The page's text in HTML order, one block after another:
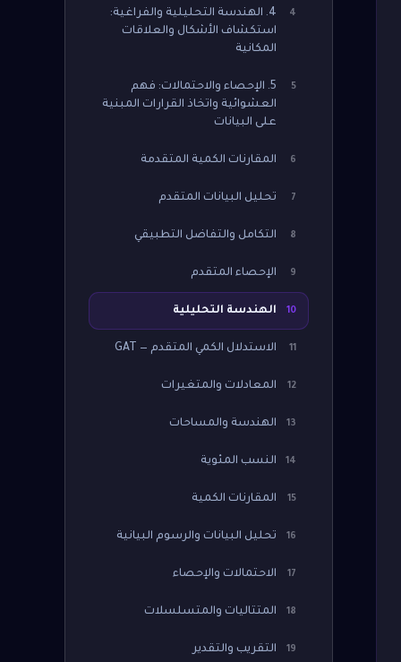
4
4. الهندسة التحليلية والفراغية:
استكشاف الأشكال والعلاقات
المكانية
5
5. الإحصاء والاحتمالات: فهم
العشوائية واتخاذ القرارات المبنية
على البيانات
6 المقارنات الكمية المتقدمة
7 تحليل البيانات المتقدم
8 التكامل والتفاضل التطبيقي
9 الإحصاء المتقدم
10 الهندسة التحليلية
11 الاستدلال الكمي المتقدم — GAT
12 المعادلات والمتغيرات
13 الهندسة والمساحات
14 النسب المئوية
15 المقارنات الكمية
16 تحليل البيانات والرسوم البيانية
17 الاحتمالات والإحصاء
18 المتتاليات والمتسلسلات
19 التقريب والتقدير